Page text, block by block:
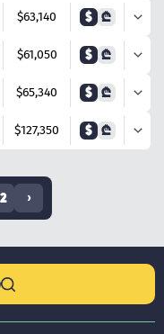
$63,140 $ ₾
$61,050 $ ₾
$65,340 $ ₾
$127,350 $ ₾
›